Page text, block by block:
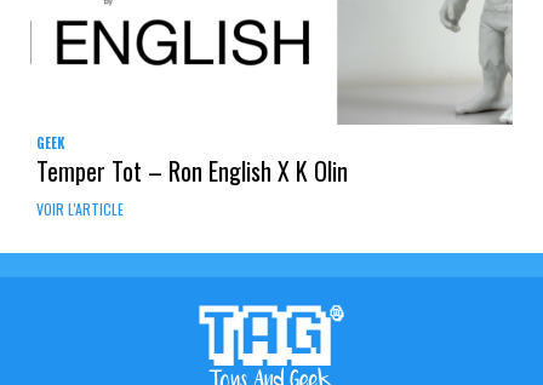
GEEK
Temper Tot – Ron English X K Olin
VOIR L'ARTICLE